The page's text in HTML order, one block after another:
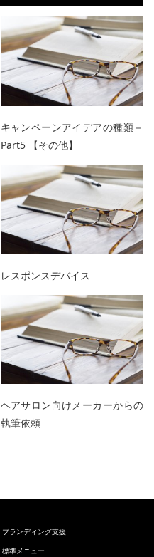
キャンペーンアイデアの種類－
Part5 【その他】
レスポンスデバイス
ヘアサロン向けメーカーからの
執筆依頼
ブランディング支援
標準メニュー